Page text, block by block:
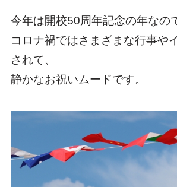
今年は開校50周年記念の年なの
コロナ禍ではさまざまな行事や
されて、
静かなお祝いムードです。